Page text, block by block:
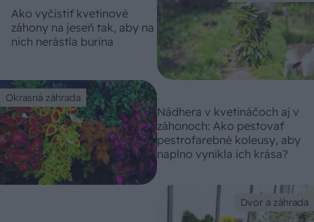
Ako vyčistiť kvetinové
záhony na jeseň tak, aby na
nich nerástla burina
Okrasná záhrada
Nádhera v kvetináčoch aj v
záhonoch: Ako pestovať
pestrofarebné koleusy, aby
naplno vynikla ich krása?
Dvor a záhrada